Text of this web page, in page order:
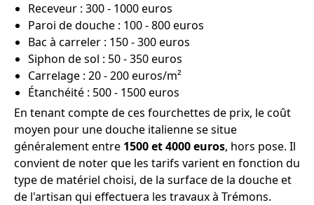
Receveur : 300 - 1000 euros
Paroi de douche : 100 - 800 euros
Bac à carreler : 150 - 300 euros
Siphon de sol : 50 - 350 euros
Carrelage : 20 - 200 euros/m²
Étanchéité : 500 - 1500 euros
En tenant compte de ces fourchettes de prix, le coût
moyen pour une douche italienne se situe
généralement entre 1500 et 4000 euros, hors pose. Il
convient de noter que les tarifs varient en fonction du
type de matériel choisi, de la surface de la douche et
de l'artisan qui effectuera les travaux à Trémons.